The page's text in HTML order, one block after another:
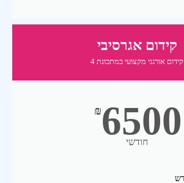
קידום אגרסיבי
קידום אורגני מקצועי במתכונת 4
₪6500
חודשי